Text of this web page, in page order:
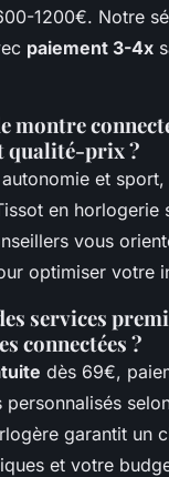
1200€. Notre
paiement 3-4x
montre
qualité-prix ?
et sport,
en horlogerie
vous
optimiser votre
services
connectées ?
dès 69€,
personnalisés
garantit un
et votre